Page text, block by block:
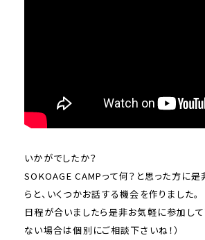
いかがでしたか？
SOKOAGE CAMPって何？と思った方に
らと、いくつかお話する機会を作りました。
日程が合いましたら是非お気軽に参加して
ない場合は個別にご相談下さいね！）